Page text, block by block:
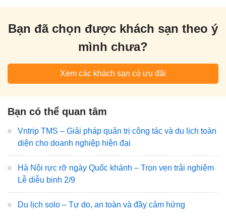
Bạn đã chọn được khách sạn theo ý
mình chưa?
Xem các khách sạn có ưu đãi
Bạn có thể quan tâm
Vntrip TMS – Giải pháp quản trị công tác và du lịch toàn
diện cho doanh nghiệp hiện đại
Hà Nội rực rỡ ngày Quốc khánh – Trọn vẹn trải nghiệm
Lễ diễu binh 2/9
Du lịch solo – Tự do, an toàn và đầy cảm hứng